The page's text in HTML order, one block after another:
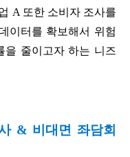
A 또한 소비자 조사를
이터를 확보해서 위험
을 줄이고자 하는 니즈
& 비대면 좌담회